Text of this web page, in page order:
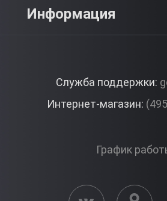
Premium
Контакты
Как это
Вопросы и
Информация
Корпоративные
Служба поддержки:
Интернет-магазин:
График